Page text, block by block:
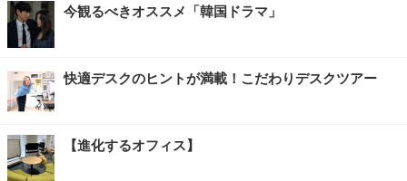
今観るべきオススメ「韓国ドラマ」
快適デスクのヒントが満載！こだわりデスクツアー
【進化するオフィス】